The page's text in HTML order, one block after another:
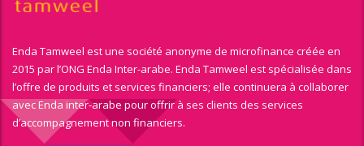
Enda Tamweel est une société anonyme de microfinance créée en
2015 par l’ONG Enda Inter-arabe. Enda Tamweel est spécialisée dans
l’offre de produits et services financiers; elle continuera à collaborer
avec Enda inter-arabe pour offrir à ses clients des services
d’accompagnement non financiers.